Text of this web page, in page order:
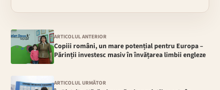
ARTICOLUL ANTERIOR
Copiii români, un mare potențial pentru Europa –
Părinții investesc masiv în învățarea limbii engleze
ARTICOLUL URMĂTOR